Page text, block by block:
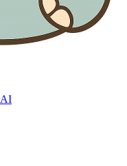
AI